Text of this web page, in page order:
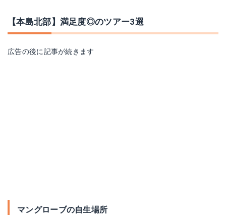
【本島北部】満足度◎のツアー3選
広告の後に記事が続きます
マングローブの自生場所